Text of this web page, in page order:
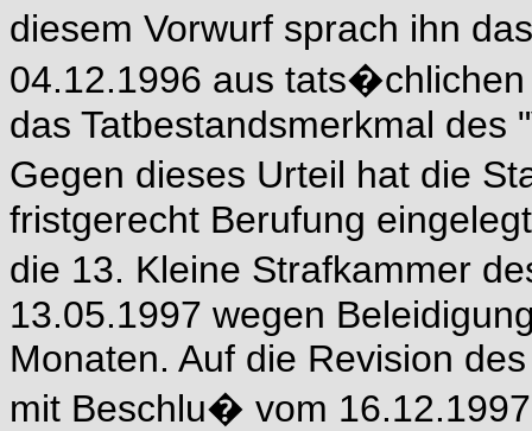
diesem Vorwurf sprach ihn
04.12.1996 aus
das Tatbestandsmerkmal des
Gegen dieses Urteil hat die
fristgerecht Berufung
die 13. Kleine Strafkammer
13.05.1997 wegen
Monaten. Auf die Revision
mit Beschlu� vom